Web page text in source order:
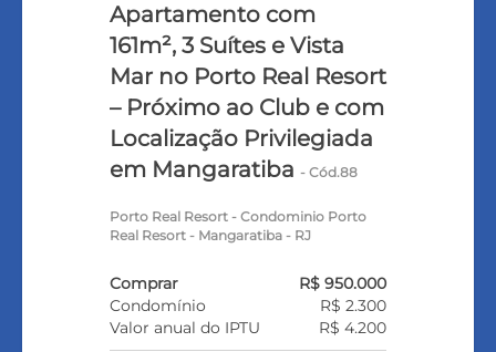
Apartamento com
161m², 3 Suítes e Vista
Mar no Porto Real Resort
– Próximo ao Club e com
Localização Privilegiada
em Mangaratiba - Cód.88
Porto Real Resort - Condominio Porto
Real Resort - Mangaratiba - RJ
Comprar
R$ 950.000
Condomínio
R$ 2.300
Valor anual do IPTU
R$ 4.200